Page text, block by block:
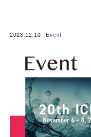
2023.12.10 Event